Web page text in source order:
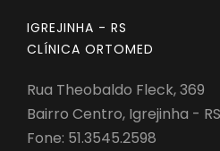
IGREJINHA - RS
CLÍNICA ORTOMED
Rua Theobaldo Fleck, 369
Bairro Centro, Igrejinha - RS
Fone: 51.3545.2598